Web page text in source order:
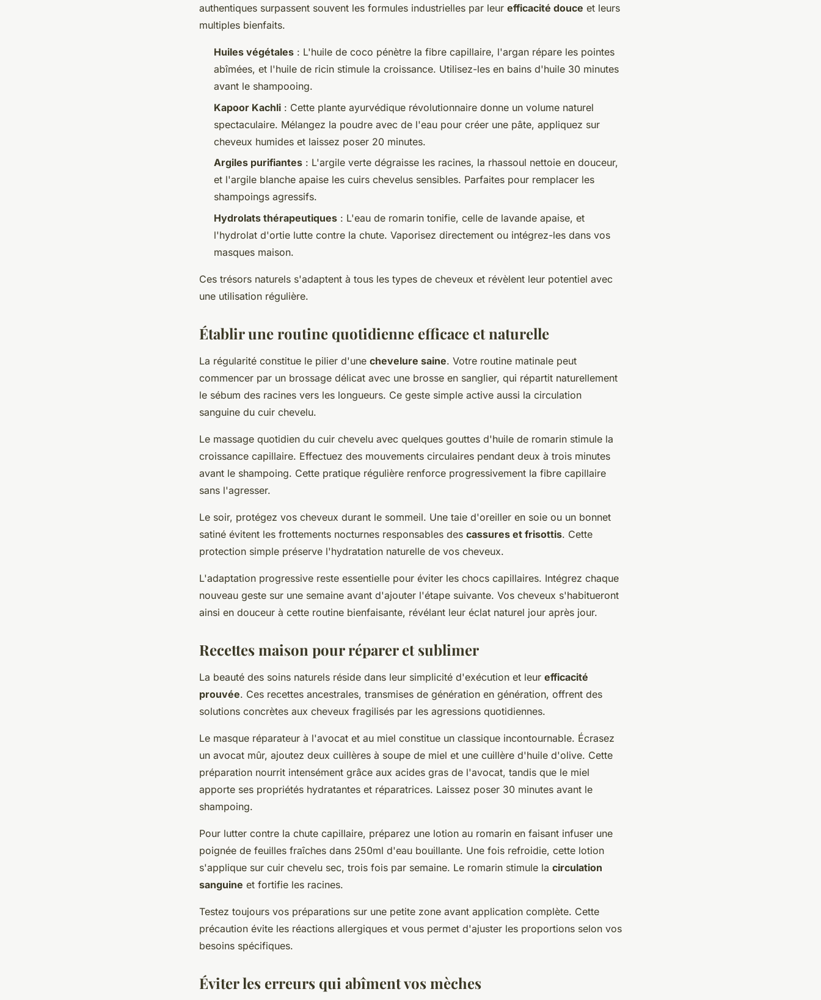
authentiques surpassent souvent les formules industrielles par leur efficacité douce et leurs
multiples bienfaits.
Huiles végétales : L'huile de coco pénètre la fibre capillaire, l'argan répare les pointes
abîmées, et l'huile de ricin stimule la croissance. Utilisez-les en bains d'huile 30 minutes
avant le shampooing.
Kapoor Kachli : Cette plante ayurvédique révolutionnaire donne un volume naturel
spectaculaire. Mélangez la poudre avec de l'eau pour créer une pâte, appliquez sur
cheveux humides et laissez poser 20 minutes.
Argiles purifiantes : L'argile verte dégraisse les racines, la rhassoul nettoie en douceur,
et l'argile blanche apaise les cuirs chevelus sensibles. Parfaites pour remplacer les
shampoings agressifs.
Hydrolats thérapeutiques : L'eau de romarin tonifie, celle de lavande apaise, et
l'hydrolat d'ortie lutte contre la chute. Vaporisez directement ou intégrez-les dans vos
masques maison.
Ces trésors naturels s'adaptent à tous les types de cheveux et révèlent leur potentiel avec
une utilisation régulière.
Établir une routine quotidienne efficace et naturelle
La régularité constitue le pilier d'une chevelure saine. Votre routine matinale peut
commencer par un brossage délicat avec une brosse en sanglier, qui répartit naturellement
le sébum des racines vers les longueurs. Ce geste simple active aussi la circulation
sanguine du cuir chevelu.
Le massage quotidien du cuir chevelu avec quelques gouttes d'huile de romarin stimule la
croissance capillaire. Effectuez des mouvements circulaires pendant deux à trois minutes
avant le shampoing. Cette pratique régulière renforce progressivement la fibre capillaire
sans l'agresser.
Le soir, protégez vos cheveux durant le sommeil. Une taie d'oreiller en soie ou un bonnet
satiné évitent les frottements nocturnes responsables des cassures et frisottis. Cette
protection simple préserve l'hydratation naturelle de vos cheveux.
L'adaptation progressive reste essentielle pour éviter les chocs capillaires. Intégrez chaque
nouveau geste sur une semaine avant d'ajouter l'étape suivante. Vos cheveux s'habitueront
ainsi en douceur à cette routine bienfaisante, révélant leur éclat naturel jour après jour.
Recettes maison pour réparer et sublimer
La beauté des soins naturels réside dans leur simplicité d'exécution et leur efficacité
prouvée. Ces recettes ancestrales, transmises de génération en génération, offrent des
solutions concrètes aux cheveux fragilisés par les agressions quotidiennes.
Le masque réparateur à l'avocat et au miel constitue un classique incontournable. Écrasez
un avocat mûr, ajoutez deux cuillères à soupe de miel et une cuillère d'huile d'olive. Cette
préparation nourrit intensément grâce aux acides gras de l'avocat, tandis que le miel
apporte ses propriétés hydratantes et réparatrices. Laissez poser 30 minutes avant le
shampoing.
Pour lutter contre la chute capillaire, préparez une lotion au romarin en faisant infuser une
poignée de feuilles fraîches dans 250ml d'eau bouillante. Une fois refroidie, cette lotion
s'applique sur cuir chevelu sec, trois fois par semaine. Le romarin stimule la circulation
sanguine et fortifie les racines.
Testez toujours vos préparations sur une petite zone avant application complète. Cette
précaution évite les réactions allergiques et vous permet d'ajuster les proportions selon vos
besoins spécifiques.
Éviter les erreurs qui abîment vos mèches